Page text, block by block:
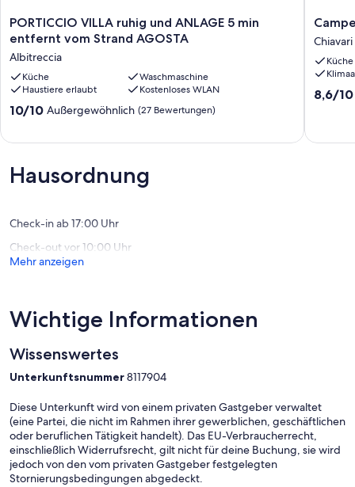
PORTICCIO
VILLA
und
ANLAGE
5
min
entfernt
Albitreccia
PORTICCIO VILLA ruhig und ANLAGE 5 min
entfernt vom Strand AGOSTA
Albitreccia
Küche
Waschmaschine
Haustiere erlaubt
Kostenloses WLAN
10.0
(27
Bewertungen)
10/10 Außergewöhnlich (27 Bewertungen)
by
Chiavari
Chiavari
Küche
8.6
8,6/10
Hausordnung
Check-in ab 17:00 Uhr
Check-out vor 10:00 Uhr
Mehr anzeigen
Wichtige Informationen
Wissenswertes
Unterkunftsnummer8117904
Diese Unterkunft wird von einem privaten Gastgeber verwaltet
(eine Partei, die nicht im Rahmen ihrer gewerblichen, geschäftlichen
oder beruflichen Tätigkeit handelt). Das EU-Verbraucherrecht,
einschließlich Widerrufsrecht, gilt nicht für deine Buchung, sie wird
jedoch von den vom privaten Gastgeber festgelegten
Stornierungsbedingungen abgedeckt.